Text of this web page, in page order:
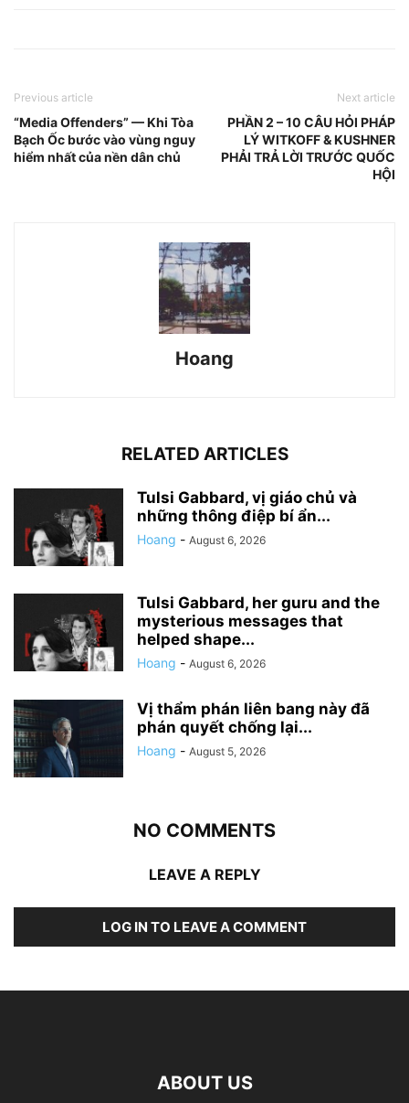
Previous article
“Media Offenders” — Khi Tòa
Bạch Ốc bước vào vùng nguy
hiểm nhất của nền dân chủ
Next article
PHẦN 2 – 10 CÂU HỎI PHÁP
LÝ WITKOFF & KUSHNER
PHẢI TRẢ LỜI TRƯỚC QUỐC
HỘI
Hoang
RELATED ARTICLES
Tulsi Gabbard, vị giáo chủ và
những thông điệp bí ẩn...
Hoang - August 6, 2026
Tulsi Gabbard, her guru and the
mysterious messages that
helped shape...
Hoang - August 6, 2026
Vị thẩm phán liên bang này đã
phán quyết chống lại...
Hoang - August 5, 2026
NO COMMENTS
LEAVE A REPLY
LOG IN TO LEAVE A COMMENT
ABOUT US